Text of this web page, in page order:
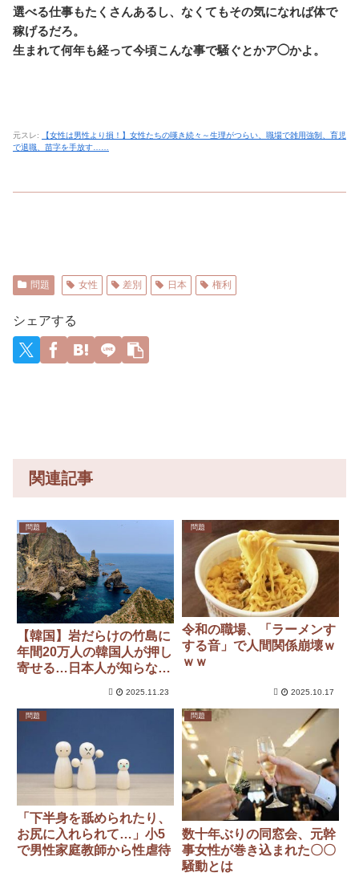
選べる仕事もたくさんあるし、なくてもその気になれば体で
稼げるだろ。
生まれて何年も経って今頃こんな事で騒ぐとかア◯かよ。
元スレ:
【女性は男性より損！】女性たちの嘆き続々～生理がつらい、職場で雑用強制、育児
で退職、苗字を手放す……
問題 女性 差別 日本 権利
シェアする
関連記事
問題
【韓国】岩だらけの竹島に
年間20万人の韓国人が押し
寄せる…日本人が知らない
2025.11.23
問題
令和の職場、「ラーメンす
する音」で人間関係崩壊ｗ
ｗｗ
2025.10.17
問題
「下半身を舐められたり、
お尻に入れられて…」小5
で男性家庭教師から性虐待
問題
数十年ぶりの同窓会、元幹
事女性が巻き込まれた〇〇
騒動とは